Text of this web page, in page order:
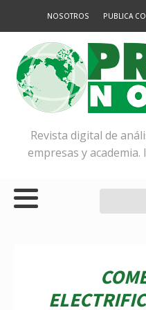
NOSOTROS PUBLICA
Revista digital de
empresas y academia.